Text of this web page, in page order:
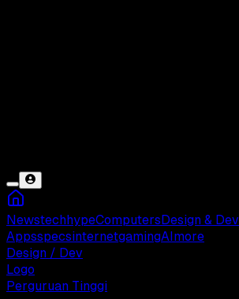
NewstechhypeComputers Design & Dev
AppsspecsinternetgamingAI more
Design / Dev
Logo
Perguruan Tinggi